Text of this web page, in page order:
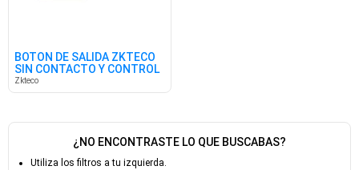
BOTON DE SALIDA ZKTECO
SIN CONTACTO Y CONTROL
Zkteco
¿NO ENCONTRASTE LO QUE BUSCABAS?
Utiliza los filtros a tu izquierda.